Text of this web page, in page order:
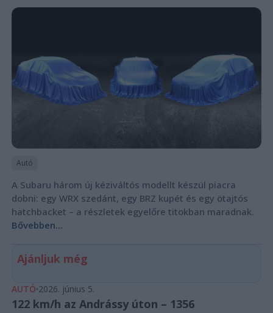
Autó
A Subaru három új kéziváltós modellt készül piacra
dobni: egy WRX szedánt, egy BRZ kupét és egy ötajtós
hatchbacket – a részletek egyelőre titokban maradnak.
Bővebben...
Ajánljuk még
AUTÓ 2026. június 5.
122 km/h az Andrássy úton – 1356